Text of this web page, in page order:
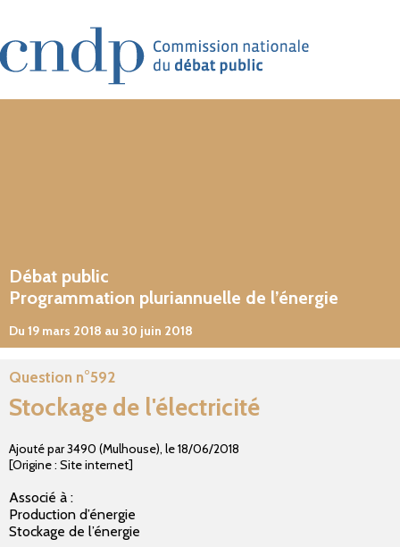
Débat public
Programmation pluriannuelle de l’énergie
Du 19 mars 2018 au 30 juin 2018
Question n°592
Stockage de l'électricité
Ajouté par 3490 (Mulhouse), le18/06/2018
[Origine : Site internet]
Associé à :
Production d’énergie
Stockage de l’énergie